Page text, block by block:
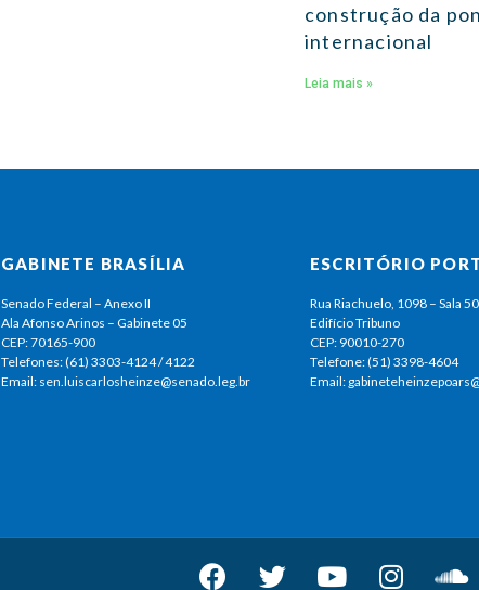
construção da
internacional
Leia mais »
GABINETE BRASÍLIA
Senado Federal – Anexo II
Ala Afonso Arinos – Gabinete 05
CEP: 70165-900
Telefones: (61) 3303-4124 / 4122
Email: sen.luiscarlosheinze@senado.leg.br
ESCRITÓRIO
Rua Riachuelo, 1098 – Sala
Edifício Tribuno
CEP: 90010-270
Telefone: (51) 3398-4604
Email: